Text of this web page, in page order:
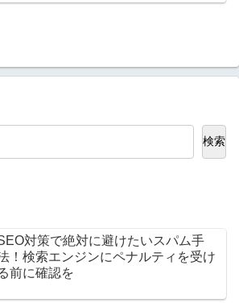
検索
対策で絶対に避けたいスパム手
！検索エンジンにペナルティを受け
前に確認を